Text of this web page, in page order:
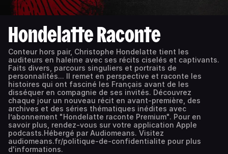
Hondelatte Raconte
Conteur hors pair, Christophe Hondelatte tient les
auditeurs en haleine avec ses récits ciselés et captivants.
Faits divers, parcours singuliers et portraits de
personnalités... Il remet en perspective et raconte les
histoires qui ont fasciné les Français avant de les
disséquer en compagnie de ses invités. Découvrez
chaque jour un nouveau récit en avant-première, des
archives et des séries thématiques inédites avec
l’abonnement "Hondelatte raconte Premium". Pour en
savoir plus, rendez-vous sur votre application Apple
podcasts.Hébergé par Audiomeans. Visitez
audiomeans.fr/politique-de-confidentialite pour plus
d'informations.